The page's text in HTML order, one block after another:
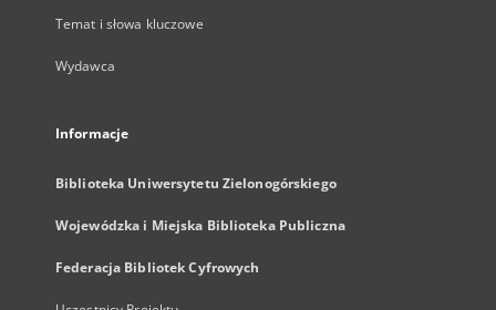
Temat i słowa kluczowe
Wydawca
Informacje
Biblioteka Uniwersytetu Zielonogórskiego
Wojewódzka i Miejska Biblioteka Publiczna
Federacja Bibliotek Cyfrowych